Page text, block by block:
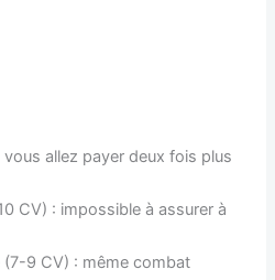
vous allez payer deux fois plus
CV) : impossible à assurer à
9 CV) : même combat